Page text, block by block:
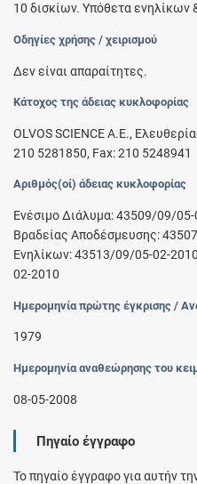
10 δισκίων. Υπόθετα ενηλίκων
Οδηγίες χρήσης / χειρισμού
Δεν είναι απαραίτητες.
Κάτοχος της άδειας κυκλοφορίας
OLVOS SCIENCE A.E.,
210 5281850, Fax: 210 5248941
Αριθμός(οί) άδειας κυκλοφορίας
Ενέσιμο Διάλυμα: 43509/09/
Βραδείας Αποδέσμευσης:
Ενηλίκων: 43513/09/05-02-
02-2010
Ημερομηνία πρώτης έγκρισης /
1979
Ημερομηνία αναθεώρησης του
08-05-2008
Πηγαίο έγγραφο
Το πηγαίο έγγραφο για αυτήν